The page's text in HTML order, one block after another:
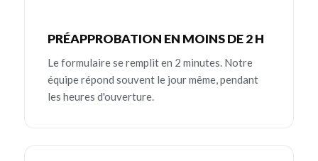
PRÉAPPROBATION EN MOINS DE 2 H
Le formulaire se remplit en 2 minutes. Notre
équipe répond souvent le jour même, pendant
les heures d'ouverture.